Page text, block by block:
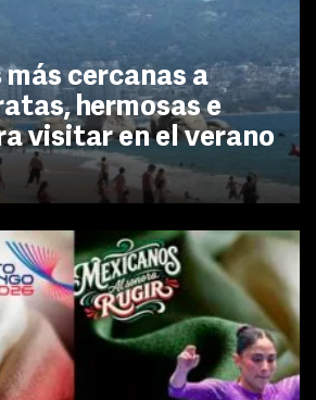
cercanas a
hermosas e
visitar en el verano